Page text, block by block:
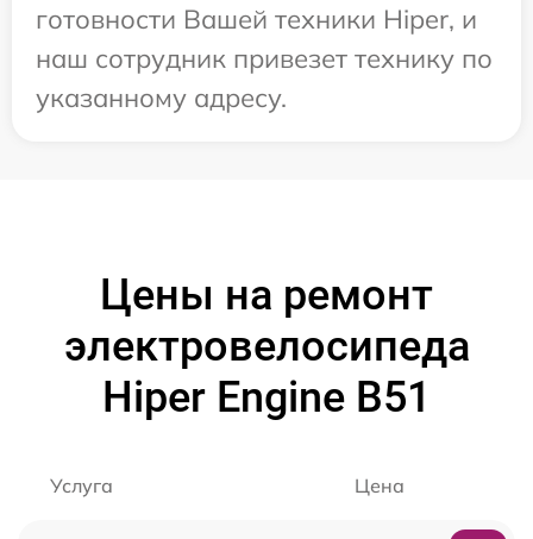
готовности Вашей техники Hiper, и
наш сотрудник привезет технику по
указанному адресу.
Цены на ремонт
электровелосипеда
Hiper Engine B51
Услуга Цена